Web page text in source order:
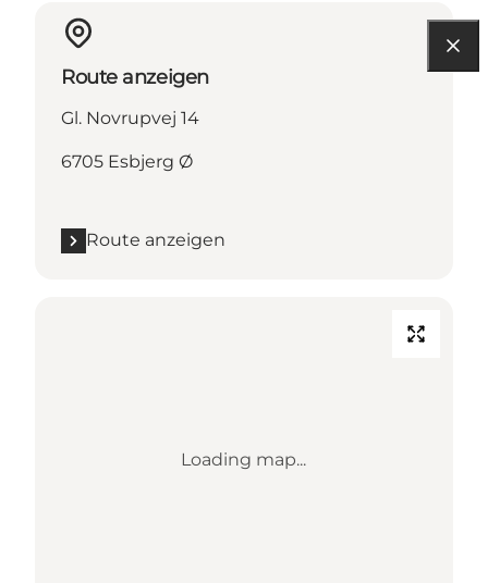
Route anzeigen
Gl. Novrupvej 14
6705 Esbjerg Ø
Route anzeigen
Loading map...